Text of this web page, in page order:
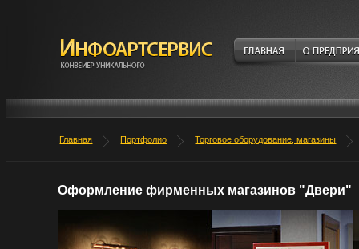
Главная Портфолио Торговое оборудование, магазины
Оформление фирменных магазинов "Двери"